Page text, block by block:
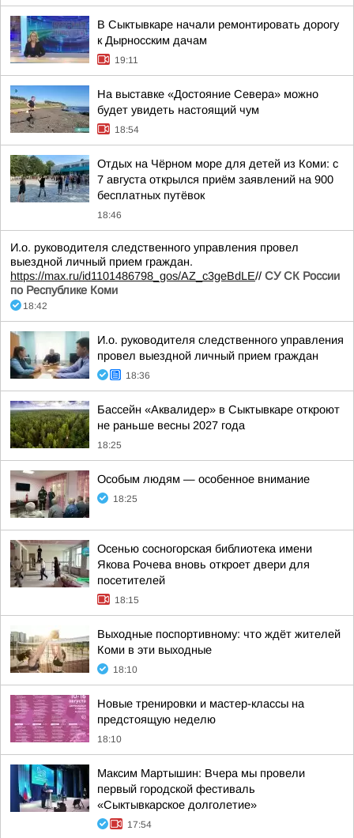
В Сыктывкаре начали ремонтировать дорогу
к Дырносским дачам
19:11
На выставке «Достояние Севера» можно
будет увидеть настоящий чум
18:54
Отдых на Чёрном море для детей из Коми: с
7 августа открылся приём заявлений на 900
бесплатных путёвок
18:46
И.о. руководителя следственного управления провел
выездной личный прием граждан.
https://max.ru/id1101486798_gos/AZ_c3geBdLE// СУ СК России
по Республике Коми
18:42
И.о. руководителя следственного управления
провел выездной личный прием граждан
18:36
Бассейн «Аквалидер» в Сыктывкаре откроют
не раньше весны 2027 года
18:25
Особым людям — особенное внимание
18:25
Осенью сосногорская библиотека имени
Якова Рочева вновь откроет двери для
посетителей
18:15
Выходные поспортивному: что ждёт жителей
Коми в эти выходные
18:10
Новые тренировки и мастер-классы на
предстоящую неделю
18:10
Максим Мартышин: Вчера мы провели
первый городской фестиваль
«Сыктывкарское долголетие»
17:54